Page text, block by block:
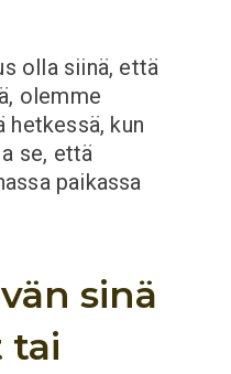
olla siinä, että
olemme
hetkessä, kun
se, että
paikassa
sinä
tai